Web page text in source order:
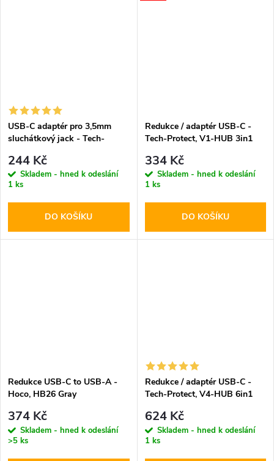
USB-C adaptér pro 3,5mm
sluchátkový jack - Tech-
244 Kč
Skladem - hned k odeslání
1 ks
DO KOŠÍKU
Redukce / adaptér USB-C -
Tech-Protect, V1-HUB 3in1
334 Kč
Skladem - hned k odeslání
1 ks
DO KOŠÍKU
Redukce USB-C to USB-A -
Hoco, HB26 Gray
374 Kč
Skladem - hned k odeslání
>5 ks
Redukce / adaptér USB-C -
Tech-Protect, V4-HUB 6in1
624 Kč
Skladem - hned k odeslání
1 ks